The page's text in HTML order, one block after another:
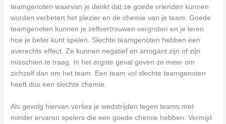
teamgenoten waarvan je denkt dat ze goede vrienden kunnen
worden verbetert het plezier en de chemie van je team. Goede
teamgenoten kunnen je zelfvertrouwen vergroten en je leren
hoe je beter kunt spelen. Slechte teamgenoten hebben een
averechts effect. Ze kunnen negatief en arrogant zijn of zijn
misschien te traag. In het ergste geval geven ze meer om
zichzelf dan om het team. Een team vol slechte teamgenoten
heeft dus een slechte chemie.
Als gevolg hiervan verlies je wedstrijden tegen teams met
minder ervaren spelers die een goede chemie hebben. Vermijd